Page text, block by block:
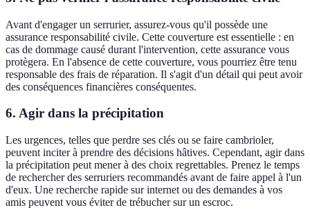
Avant d'engager un serrurier, assurez-vous qu'il possède une
assurance responsabilité civile. Cette couverture est essentielle : en
cas de dommage causé durant l'intervention, cette assurance vous
protègera. En l'absence de cette couverture, vous pourriez être tenu
responsable des frais de réparation. Il s'agit d'un détail qui peut avoir
des conséquences financières conséquentes.
6. Agir dans la précipitation
Les urgences, telles que perdre ses clés ou se faire cambrioler,
peuvent inciter à prendre des décisions hâtives. Cependant, agir dans
la précipitation peut mener à des choix regrettables. Prenez le temps
de rechercher des serruriers recommandés avant de faire appel à l'un
d'eux. Une recherche rapide sur internet ou des demandes à vos
amis peuvent vous éviter de trébucher sur un escroc.